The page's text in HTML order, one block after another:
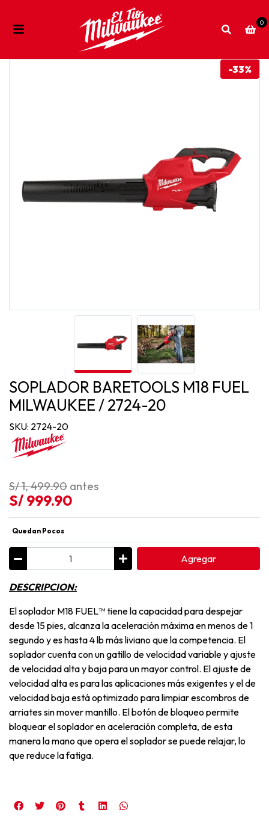
0
-33%
SOPLADOR BARETOOLS M18 FUEL
MILWAUKEE / 2724-20
SKU: 2724-20
S/ 1, 499.90 antes
S/ 999.90
Quedan Pocos
Agregar
DESCRIPCION:
El soplador M18 FUEL™ tiene la capacidad para despejar
desde 15 pies, alcanza la aceleración máxima en menos de 1
segundo y es hasta 4 lb más liviano que la competencia. El
soplador cuenta con un gatillo de velocidad variable y ajuste
de velocidad alta y baja para un mayor control. El ajuste de
velocidad alta es para las aplicaciones más exigentes y el de
velocidad baja está optimizado para limpiar escombros de
arriates sin mover mantillo. El botón de bloqueo permite
bloquear el soplador en aceleración completa, de esta
manera la mano que opera el soplador se puede relajar, lo
que reduce la fatiga.